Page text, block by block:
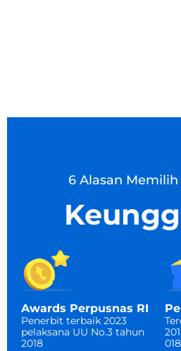
6 Alasan
Awards Perpusnas RI
Penerbit terbaik 2023
pelaksana UU No.3 tahun
2018